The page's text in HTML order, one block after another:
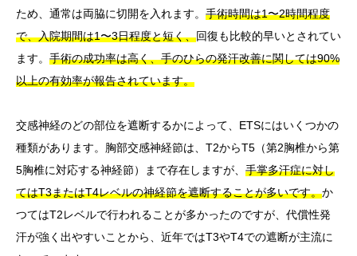
ため、通常は両脇に切開を入れます。 手術時間は1〜2時間程度
で、入院期間は1〜3日程度と短く、回復も比較的早いとされてい
ます。 手術の成功率は高く、手のひらの発汗改善に関しては90%
以上の有効率が報告されています。
交感神経のどの部位を遮断するかによって、ETSにはいくつかの
種類があります。胸部交感神経節は、T2からT5（第2胸椎から第
5胸椎に対応する神経節）まで存在しますが、 手掌多汗症に対し
てはT3またはT4レベルの神経節を遮断することが多いです。か
つてはT2レベルで行われることが多かったのですが、代償性発
汗が強く出やすいことから、近年ではT3やT4での遮断が主流に